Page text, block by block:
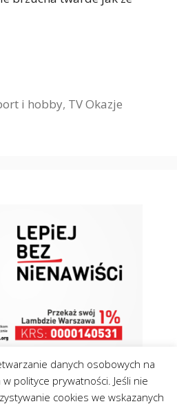
i hobby, TV Okazje
danych osobowych na
polityce prywatności. Jeśli nie
cookies we wskazanych